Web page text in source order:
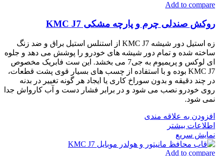
Add to compare
روکش صندلی چرم و پارچه مشکی KMC J7
زه استیل دور شیشه KMC J7 از استنلس استیل براق و ضد زنگ
ساخته شده و تمام دور شیشه های خودرو را پوشش می دهد و جلوه
ای لوکس و پریمیوم به جی7 می بخشد. این ست فابریک مخصوص
KMC J7 بوده و با استفاده از چسب های بسیار قوی پشت قطعات،
در چند دقیقه و بدون سوراخ کاری یا ایجاد هر گونه تغییر در بدنه
روی خودرو نصب می شود و در برابر فشار دست و آب کارواش جدا
نمی شود.
افزودن به علاقه مندی
اطلاعات بیشتر
نمایش سریع
Add to compare